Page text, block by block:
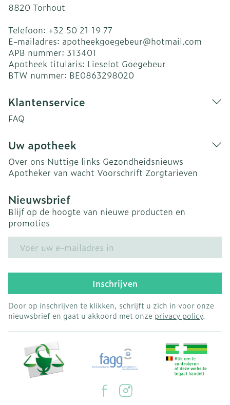
8820 Torhout
Telefoon: +32 50 21 19 77
E-mailadres: apotheekgoegebeur@hotmail.com
APB nummer: 313401
Apotheek titularis: Lieselot Goegebeur
BTW nummer: BE0863298020
Klantenservice
FAQ
Uw apotheek
Over ons Nuttige links Gezondheidsnieuws
Apotheker van wacht Voorschrift Zorgtarieven
Nieuwsbrief
Blijf op de hoogte van nieuwe producten en
promoties
Inschrijven
Door op inschrijven te klikken, schrijft u zich in voor onze
nieuwsbrief en gaat u akkoord met onze privacy policy.